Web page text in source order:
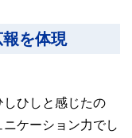
を体現
ひしと感じたの
ケーション力でし